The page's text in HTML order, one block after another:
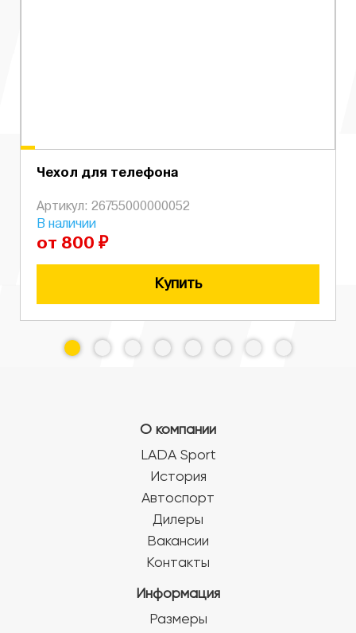
Чехол для телефона
Артикул: 26755000000052
В наличии
от 800 ₽
Купить
О компании
LADA Sport
История
Автоспорт
Дилеры
Вакансии
Контакты
Информация
Размеры